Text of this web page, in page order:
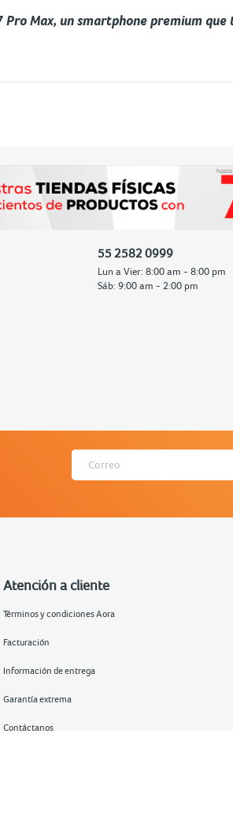
Pro Max, un smartphone premium
55 2582 0999
Lun a Vier: 8:00 am - 8:00 pm
Sáb: 9:00 am - 2:00 pm
Atención a cliente
Términos y condiciones Aora
Facturación
Información de entrega
Garantía extrema
Contáctanos